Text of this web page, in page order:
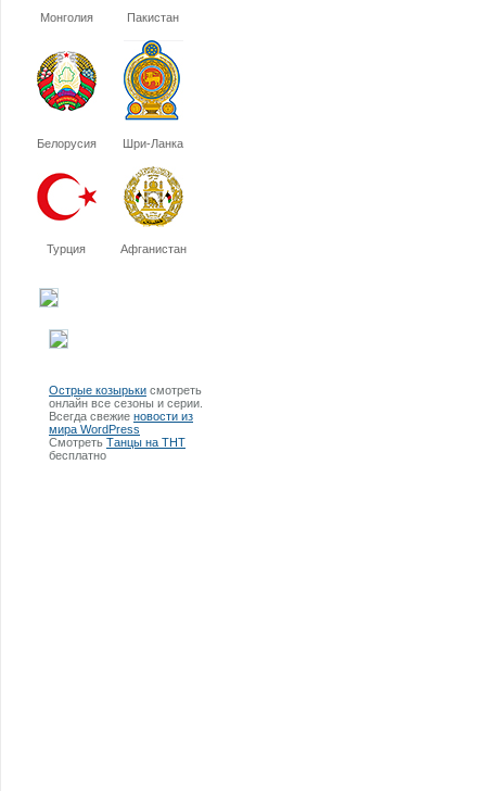
Монголия Пакистан
Белорусия Шри-Ланка
Турция Афганистан
Острые козырьки смотреть
онлайн все сезоны и серии.
Всегда свежие новости из
мира WordPress
Смотреть Танцы на ТНТ
бесплатно